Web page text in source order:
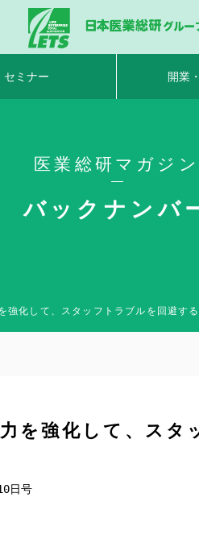
セミナー 開業
医業総研マガジン
バックナンバ
強化して、スタッフトラブルを回避す
を強化して、ス
日号